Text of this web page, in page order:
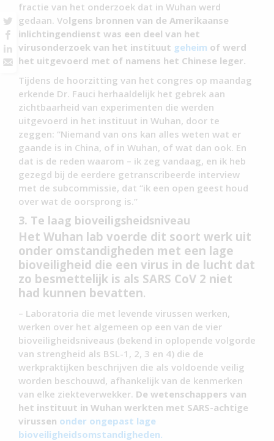
fractie van het onderzoek dat in Wuhan werd
gedaan. Volgens bronnen van de Amerikaanse
inlichtingendienst was een deel van het
virusonderzoek van het instituut geheim of werd
het uitgevoerd met of namens het Chinese leger.
Tijdens de hoorzitting van het congres op maandag
erkende Dr. Fauci herhaaldelijk het gebrek aan
zichtbaarheid van experimenten die werden
uitgevoerd in het instituut in Wuhan, door te
zeggen: “Niemand van ons kan alles weten wat er
gaande is in China, of in Wuhan, of wat dan ook. En
dat is de reden waarom – ik zeg vandaag, en ik heb
gezegd bij de eerdere getranscribeerde interview
met de subcommissie, dat “ik een open geest houd
over wat de oorsprong is.”
3. Te laag bioveiligsheidsniveau
Het Wuhan lab voerde dit soort werk uit
onder omstandigheden met een lage
bioveiligheid die een virus in de lucht dat
zo besmettelijk is als SARS CoV 2 niet
had kunnen bevatten.
– Laboratoria die met levende virussen werken,
werken over het algemeen op een van de vier
bioveiligheidsniveaus (bekend in oplopende volgorde
van strengheid als BSL-1, 2, 3 en 4) die de
werkpraktijken beschrijven die als voldoende veilig
worden beschouwd, afhankelijk van de kenmerken
van elke ziekteverwekker. De wetenschappers van
het instituut in Wuhan werkten met SARS-achtige
virussen onder ongepast lage
bioveiligheidsomstandigheden.